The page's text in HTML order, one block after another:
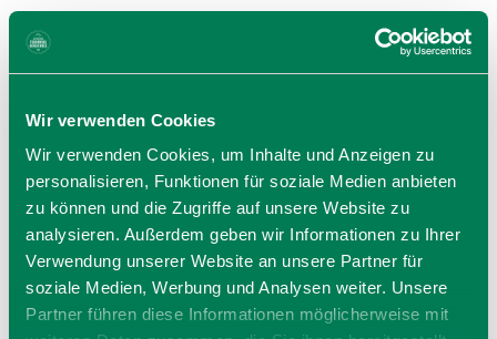
Wir verwenden Cookies
Wir verwenden Cookies, um Inhalte und Anzeigen zu
personalisieren, Funktionen für soziale Medien anbieten
zu können und die Zugriffe auf unsere Website zu
analysieren. Außerdem geben wir Informationen zu Ihrer
Verwendung unserer Website an unsere Partner für
soziale Medien, Werbung und Analysen weiter. Unsere
Partner führen diese Informationen möglicherweise mit
Mi
09:00 - 18:00 Uhr
Do
Sa
09:00 - 18:00 Uhr
Allgemeiner Hinweis:
Bei den hier angegeben Öffnungszeiten handelt es sich
um die regulären Öffnungszeiten.
Kurzfristige Änderungen sowie Urlaubszeiten erfahren Sie
auf der Homepage des Anbieters (siehe Link) oder
telefonisch unter der angegebenen Telefonnummer!
Wir bitten um Verständnis.